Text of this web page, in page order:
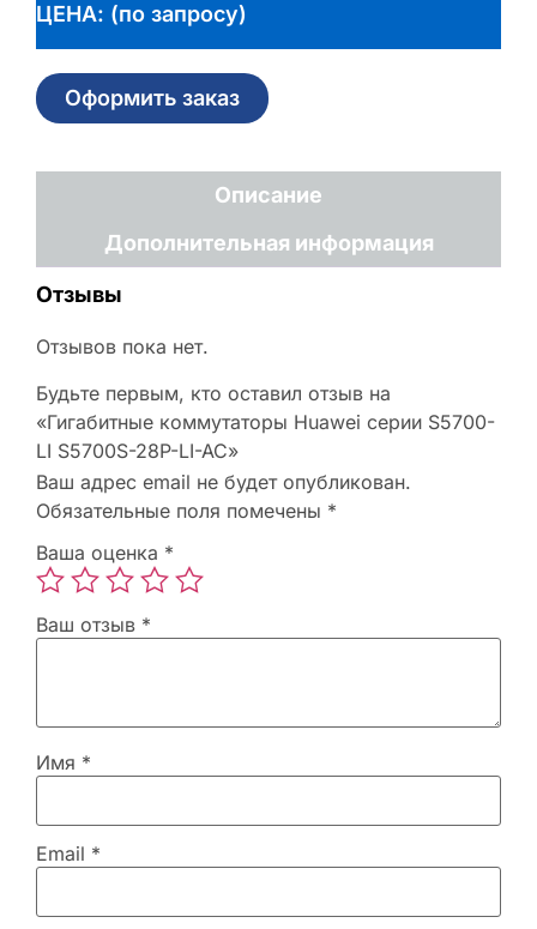
ЦЕНА: (по запросу)
Оформить заказ
Описание
Дополнительная информация
Отзывы
Отзывов пока нет.
Будьте первым, кто оставил отзыв на
«Гигабитные коммутаторы Huawei серии S5700-
LI S5700S-28P-LI-AC»
Ваш адрес email не будет опубликован.
Обязательные поля помечены *
Ваша оценка *
Ваш отзыв *
Имя *
Email *